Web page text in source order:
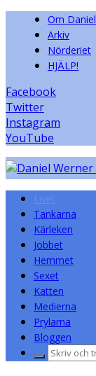
Om Daniel
Arkiv
Nörderiet
HJÄLP!
Facebook
Twitter
Instagram
YouTube
Tankarna
Kärleken
Jobbet
Hemmet
Sexet
Katten
Medierna
Prylarna
Bloggen
Sök